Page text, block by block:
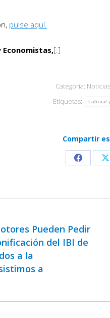
pulse aquí.
Economistas,[:]
Categoría: Noticias
Etiquetas:
Laboral
Compartir
Share
X
Pueden Pedir
del IBI de
a la
a